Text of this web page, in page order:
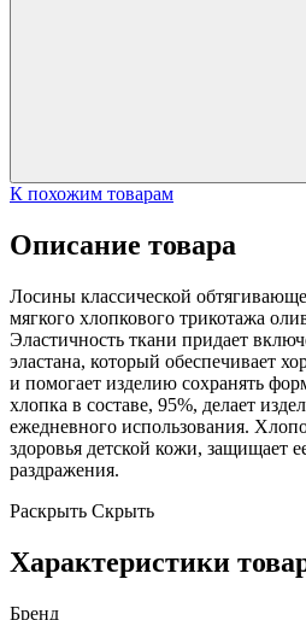
К похожим товарам
Описание товара
Лосины классической
мягкого хлопкового трикотажа
Эластичность ткани придает
эластана, который обеспечивает
и помогает изделию сохранять
хлопка в составе, 95%, делает
ежедневного использования.
здоровья детской кожи, защищает
раздражения.
Раскрыть Скрыть
Характеристики
Бренд